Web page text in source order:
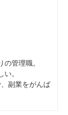
管理職。
。
副業をがんば